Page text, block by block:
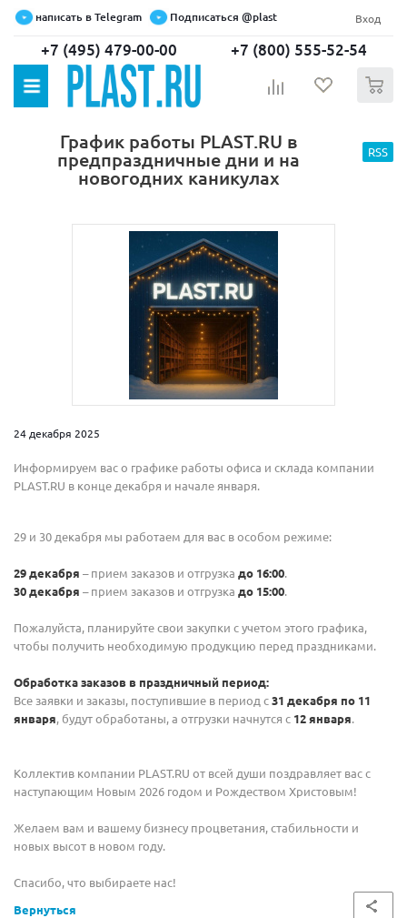
написать в Telegram Подписаться @plast Вход
+7 (495) 479-00-00 +7 (800) 555-52-54
График работы PLAST.RU в
предпраздничные дни и на
новогодних каникулах
RSS
24 декабря 2025
Информируем вас о графике работы офиса и склада компании
PLAST.RU в конце декабря и начале января.
29 и 30 декабря мы работаем для вас в особом режиме:
29 декабря – прием заказов и отгрузка до 16:00.
30 декабря – прием заказов и отгрузка до 15:00.
Пожалуйста, планируйте свои закупки с учетом этого графика,
чтобы получить необходимую продукцию перед праздниками.
Обработка заказов в праздничный период:
Все заявки и заказы, поступившие в период с31 декабря по 11
января, будут обработаны, а отгрузки начнутся с 12 января.
Коллектив компании PLAST.RU от всей души поздравляет вас с
наступающим Новым 2026 годом и Рождеством Христовым!
Желаем вам и вашему бизнесу процветания, стабильности и
новых высот в новом году.
Спасибо, что выбираете нас!
Вернуться